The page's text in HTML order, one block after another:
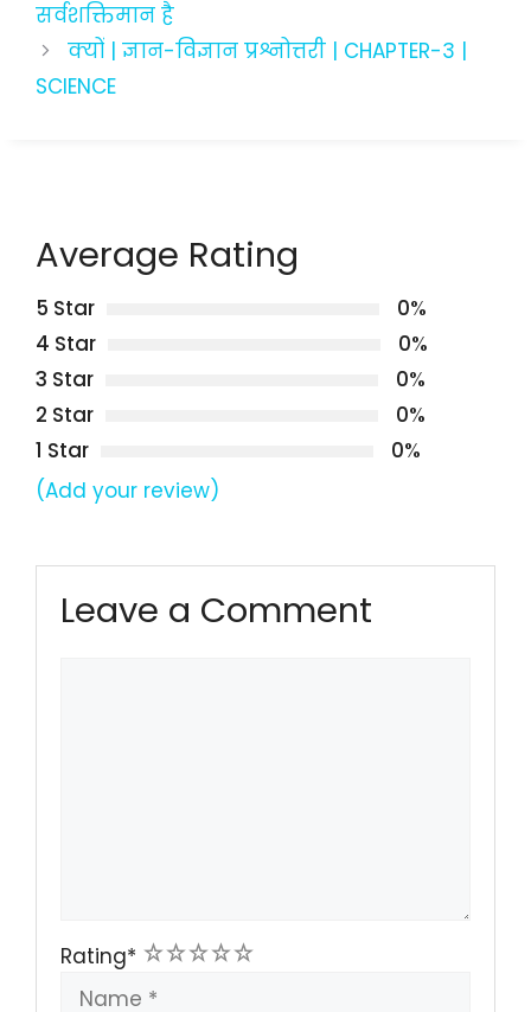
सर्वशक्तिमान है
क्यों | ज्ञान-विज्ञान प्रश्नोत्तरी | CHAPTER-3 |
SCIENCE
Average Rating
5 Star
0%
4 Star
0%
3 Star
0%
2 Star
0%
1 Star
0%
(Add your review)
Leave a Comment
Rating* 5
4
3
2
1
Name